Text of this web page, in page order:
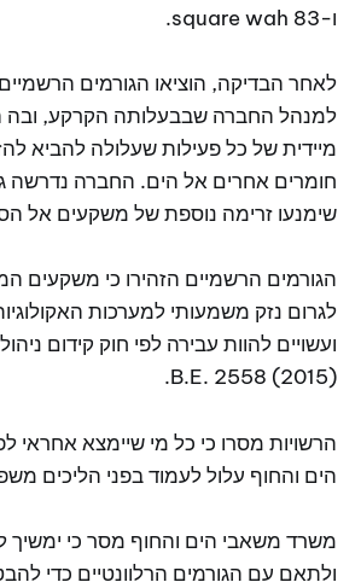
ו-83 square wah.
לאחר הבדיקה, הוציאו הגורמים
למנהל החברה שבבעלותה הקרקע, ובה
מיידית של כל פעילות שעלולה להביא
חומרים אחרים אל הים. החברה נדרשה
שימנעו זרימה נוספת של משקעים אל
הגורמים הרשמיים הזהירו כי משקעים
לגרום נזק משמעותי למערכות
ועשויים להוות עבירה לפי חוק קידום
B.E. 2558 (2015).
הרשויות מסרו כי כל מי שיימצא אחראי
הים והחוף עלול לעמוד בפני הליכים
משרד משאבי הים והחוף מסר כי
ולתאם עם הגורמים הרלוונטיים כדי